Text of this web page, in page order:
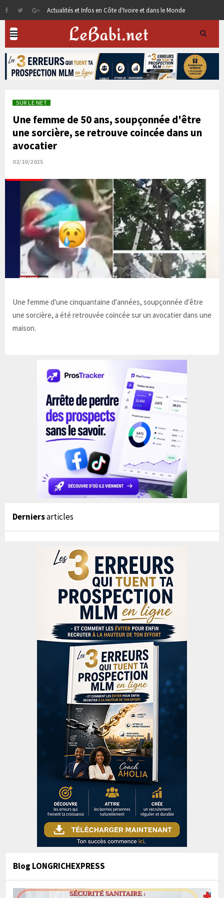
Actualités et Infos en Côte d'Ivoire et dans le Monde
SUR LE NET
Une femme de 50 ans, soupçonnée d'être
une sorcière, se retrouve coincée dans un
avocatier
02/10/2025
Une femme d'une cinquantaine d'années, soupçonnée d'être
une sorcière, a été retrouvée coincée sur un avocatier dans une
maison.
Derniersarticles
Blog LONGRICHEXPRESS